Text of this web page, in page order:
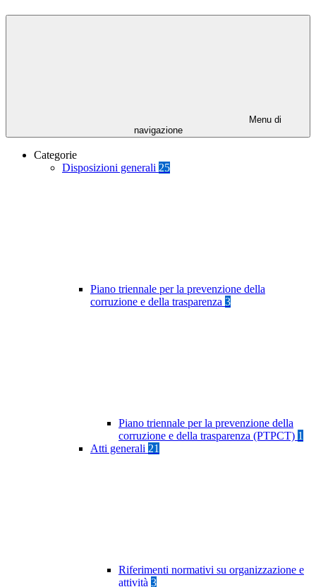
Menu di
navigazione
Categorie
Disposizioni generali 25
Piano triennale per la prevenzione della
corruzione e della trasparenza 3
Piano triennale per la prevenzione della
corruzione e della trasparenza (PTPCT) 1
Atti generali 21
Riferimenti normativi su organizzazione e
attività 3